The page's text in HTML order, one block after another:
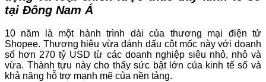
tại Đông Nam Á
10 năm là một hành trình dài của thương mại điện tử
Shopee. Thương hiệu vừa đánh dấu cột mốc này với doanh
số hơn 270 tỷ USD từ các doanh nghiệp siêu nhỏ, nhỏ và
vừa. Thành tựu này cho thấy sức bật lớn của kinh tế số và
khả năng hỗ trợ mạnh mẽ của nền tảng.